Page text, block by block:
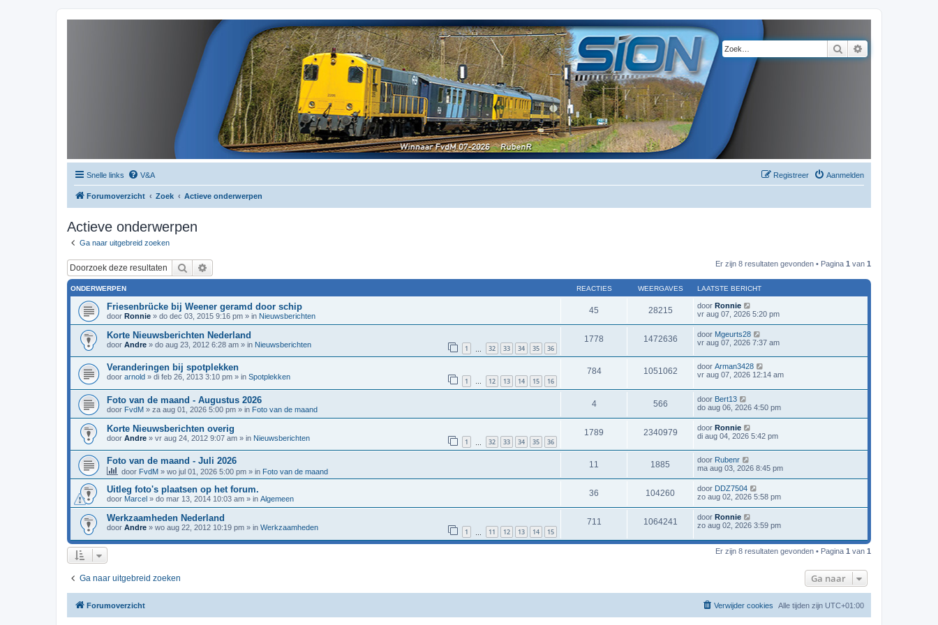
Zoek
Snelle links V&A Aanmelden
Registreer
Forumoverzicht Zoek Actieve onderwerpen
Actieve onderwerpen
Ga naar uitgebreid zoeken
Zoek Er zijn 8 resultaten gevonden • Pagina 1 van 1
ONDERWERPEN REACTIES WEERGAVES LAATSTE BERICHT
Friesenbrücke bij Weener geramd door schip
door Ronnie » do dec 03, 2015 9:16 pm » in Nieuwsberichten
45 28215 door Ronnie
vr aug 07, 2026 5:20 pm
Korte Nieuwsberichten Nederland
door Andre » do aug 23, 2012 6:28 am » in Nieuwsberichten 1 32 33 34 35 36
1778 1472636 door Mgeurts28
vr aug 07, 2026 7:37 am
Veranderingen bij spotplekken
door arnold » di feb 26, 2013 3:10 pm » in Spotplekken 1 … 12 13 14 15 16
784 1051062 door Arman3428
vr aug 07, 2026 12:14 am
Foto van de maand - Augustus 2026
door FvdM » za aug 01, 2026 5:00 pm » in Foto van de maand
4 566 door Bert13
do aug 06, 2026 4:50 pm
Korte Nieuwsberichten overig
door Andre » vr aug 24, 2012 9:07 am » in Nieuwsberichten 1 32 33 34 35 36
1789 2340979 door Ronnie
di aug 04, 2026 5:42 pm
Foto van de maand - Juli 2026
door FvdM » wo jul 01, 2026 5:00 pm » in Foto van de maand
11 1885 door Rubenr
ma aug 03, 2026 8:45 pm
Uitleg foto's plaatsen op het forum.
door Marcel » do mar 13, 2014 10:03 am » in Algemeen
36 104260 door DDZ7504
zo aug 02, 2026 5:58 pm
Werkzaamheden Nederland
door Andre » wo aug 22, 2012 10:19 pm » in Werkzaamheden 1 11 12 13 14 15
711 1064241 door Ronnie
zo aug 02, 2026 3:59 pm
Er zijn 8 resultaten gevonden • Pagina 1 van 1
Ga naar uitgebreid zoeken Ga naar
Forumoverzicht Alle tijden zijn UTC+01:00
Verwijder cookies